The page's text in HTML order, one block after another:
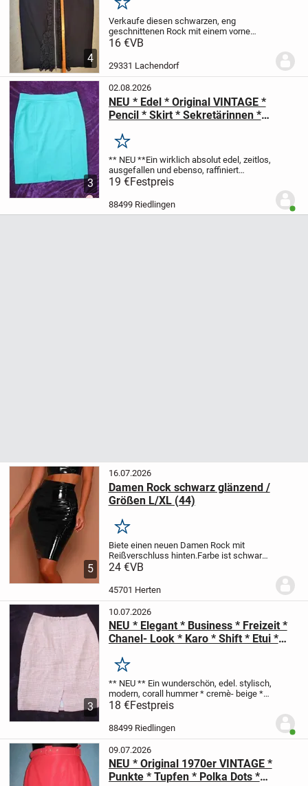
4
Merken
Verkaufe diesen schwarzen, eng
geschnittenen Rock mit einem vorne
befindlichen Reißverschluss, der eine
16 €VB
29331 Lachendorf
3
02.08.2026
NEU * Edel * Original VINTAGE *
Pencil * Skirt * Sekretärinnen *
Midi * Etui * Rock "She" Gr. 38- 40/ S-
M, smaragd- grün *
Merken
** NEU **Ein wirklich absolut edel, zeitlos,
ausgefallen und ebenso, raffiniert
leuchtend * smaragd * grün
Sekretärinnen * Pencil * Skirt
Business * Freizeit
19 €Festpreis
88499 Riedlingen
5
16.07.2026
Damen Rock schwarz glänzend /
Größen L/XL (44)
Merken
Biete einen neuen Damen Rock mit
Reißverschluss hinten.Farbe ist schwarz
glänzend.
5Figurbetonender Rock
PolyesterSehr elastisch
24 €VB
45701 Herten
3
10.07.2026
NEU * Elegant * Business * Freizeit *
Chanel- Look * Karo * Shift * Etui *
* Mini- Rock * Minirock "YORN" Gr.
34- 36/ XS- S * corall hummer *
cremè- beige * Pastell
Merken
** NEU ** Ein wunderschön, edel. stylisch,
modern, corall hummer * cremè- beige *
Pastellim stylischen * Chanel- Look *
Shift * Bleistift * Etui * Sekretärinnen
High Waist * Mini- ROCK
18 €Festpreis
88499 Riedlingen
09.07.2026
NEU * Original 1970er VINTAGE *
Punkte * Tupfen * Polka Dots *